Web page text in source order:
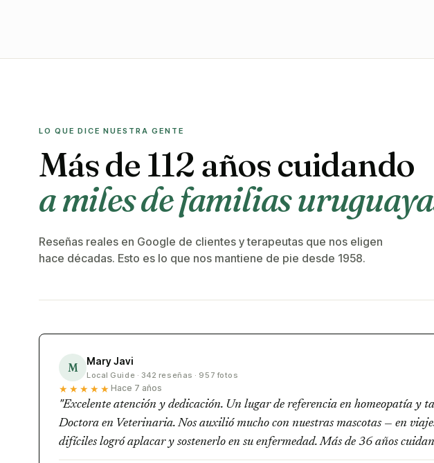
LO QUE DICE NUESTRA GENTE
Más de 112 años cuidando
a miles de familias
Reseñas reales en Google de clientes y terapeutas que nos eligen
hace décadas. Esto es lo que nos mantiene de pie desde 1958.
M Mary Javi
Local Guide · 342 reseñas · 957 fotos
★★★★★ Hace 7 años
"Excelente atención y dedicación. Un lugar de referencia en homeopatía y
Doctora en Veterinaria. Nos auxilió mucho con nuestras mascotas — en
difíciles logró aplacar y sostenerlo en su enfermedad. Más de 36 años